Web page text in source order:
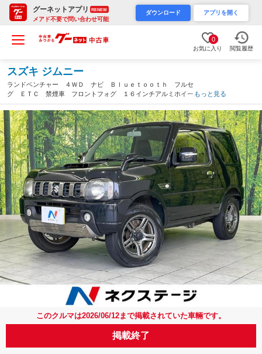
グーネットアプリ RENEW
メアド不要で問い合わせ可能
ダウンロード アプリを開く
0
お気に入り 閲覧履歴
スズキ ジムニー
ランドベンチャー ４ＷＤ ナビ Ｂｌｕｅｔｏｏｔｈ フルセ
グ ＥＴＣ 禁煙車 フロントフォグ １６インチアルミホイー
ル 電動格納ミラー シートヒーター プライバシーガラス パワ
ーウィンドウ 衝突安全ボディ エアコン（富山県）
もっと見る
このクルマは2026/06/12まで掲載されていた車輛です。
掲載終了